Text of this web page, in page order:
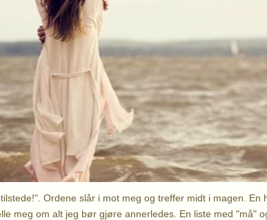
Ordene slår i mot meg og treffer midt i magen. En
meg om alt jeg bør gjøre annerledes. En liste med "må"